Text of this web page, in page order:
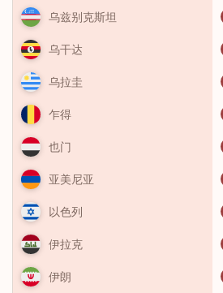
乌兹别克斯坦
乌干达
乌拉圭
乍得
也门
亚美尼亚
以色列
伊拉克
伊朗